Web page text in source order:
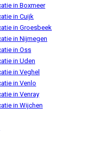
in Boxmeer
in Cuijk
in Groesbeek
in Nijmegen
in Oss
in Uden
in Veghel
in Venlo
in Venray
in Wijchen